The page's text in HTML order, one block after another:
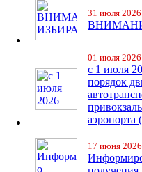
31 июля 2026
01 июля 2026
с 1 июля
порядок
аэропорта
17 июня